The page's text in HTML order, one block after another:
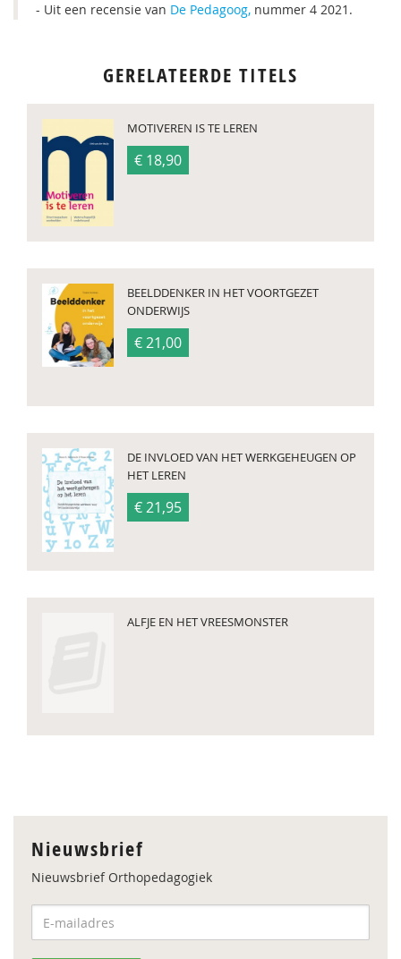
- Uit een recensie van De Pedagoog, nummer 4 2021.
GERELATEERDE TITELS
MOTIVEREN IS TE LEREN
€ 18,90
BEELDDENKER IN HET VOORTGEZET
ONDERWIJS
€ 21,00
DE INVLOED VAN HET WERKGEHEUGEN OP
HET LEREN
€ 21,95
ALFJE EN HET VREESMONSTER
Nieuwsbrief
Nieuwsbrief Orthopedagogiek